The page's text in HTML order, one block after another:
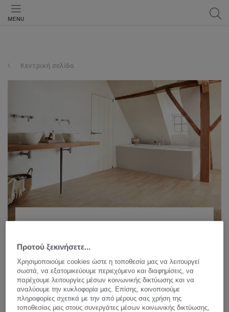
MENU
Κεντρική σελίδα
δαπέδου στο μπάνιο
ΜΟΙΡΑΣΤΕΙΤΕ ΤΟ
Προτού ξεκινήσετε...
Χρησιμοποιούμε cookies ώστε η τοποθεσία μας να λειτουργεί
σωστά, να εξατομικεύουμε περιεχόμενο και διαφημίσεις, να
παρέχουμε λειτουργίες μέσων κοινωνικής δικτύωσης και να
αναλύουμε την κυκλοφορία μας. Επίσης, κοινοποιούμε
πληροφορίες σχετικά με την από μέρους σας χρήση της
τοποθεσίας μας στους συνεργάτες μέσων κοινωνικής δικτύωσης,